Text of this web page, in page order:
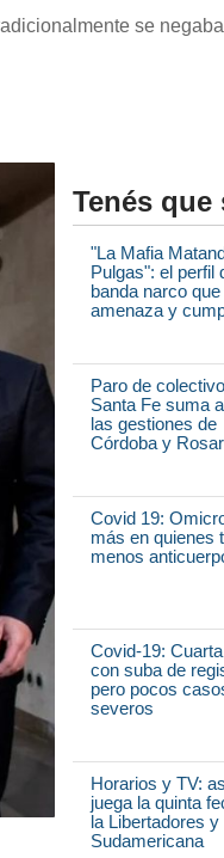
se
Tenés que
"La Mafia
Pulgas": el perfil
banda narco que
amenaza y
Paro de
Santa Fe suma
las gestiones de
Córdoba y
Covid 19:
más en quienes
menos
Covid-19:
con suba de
pero pocos
severos
Horarios y TV:
juega la quinta
la Libertadores y
Sudamericana